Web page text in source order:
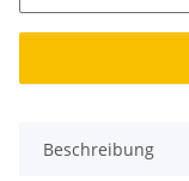
Beschreibung